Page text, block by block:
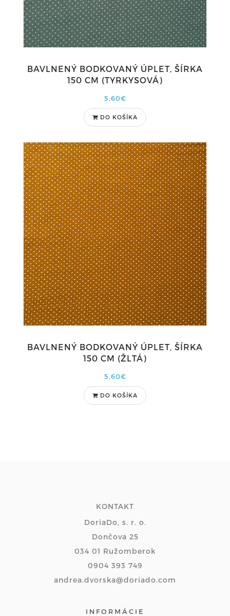
BAVLNENÝ BODKOVANÝ ÚPLET, ŠÍRKA
150 CM (TYRKYSOVÁ)
5,60€
DO KOŠÍKA
BAVLNENÝ BODKOVANÝ ÚPLET, ŠÍRKA
150 CM (ŽLTÁ)
5,60€
DO KOŠÍKA
KONTAKT
DoriaDo, s. r. o.
Dončova 25
034 01 Ružomberok
0904 393 749
andrea.dvorska@doriado.com
INFORMÁCIE